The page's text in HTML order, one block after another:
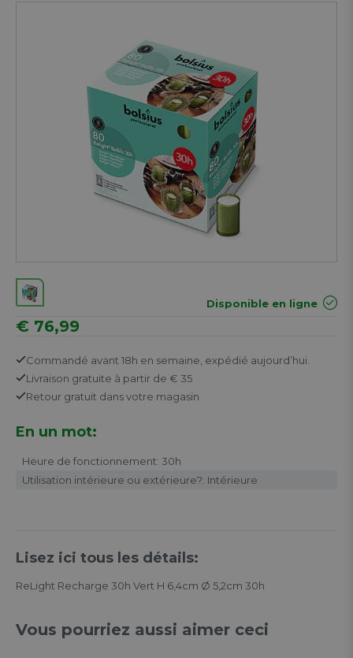
Disponible en ligne
€ 76,99
Commandé avant 18h en semaine, expédié aujourd’hui.
Livraison gratuite à partir de € 35
Retour gratuit dans votre magasin
En un mot:
Heure de fonctionnement: 30h
Utilisation intérieure ou extérieure?: Intérieure
Lisez ici tous les détails:
ReLight Recharge 30h Vert H 6,4cm Ø 5,2cm 30h
Vous pourriez aussi aimer ceci